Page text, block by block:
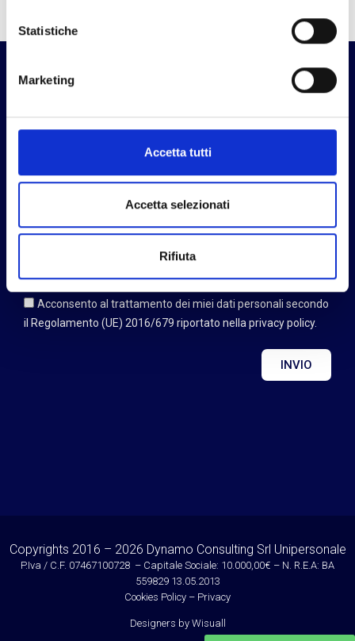
Statistiche
Marketing
Accetta tutti
Accetta selezionati
Rifiuta
Non perdere le novità
del settore
Acconsento al trattamento dei miei dati personali secondo
il Regolamento (UE) 2016/679 riportato nella privacy policy.
INVIO
Copyrights 2016 – 2026 Dynamo Consulting Srl Unipersonale
P.Iva / C.F. 07467100728 – Capitale Sociale: 10.000,00€ – N. R.E.A: BA
559829 13.05.2013
Cookies Policy – Privacy
Designers by Wisuall